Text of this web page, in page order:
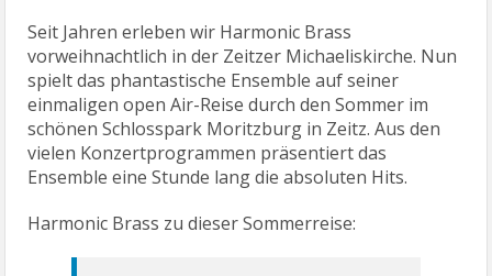
Seit Jahren erleben wir Harmonic Brass
vorweihnachtlich in der Zeitzer Michaeliskirche. Nun
spielt das phantastische Ensemble auf seiner
einmaligen open Air-Reise durch den Sommer im
schönen Schlosspark Moritzburg in Zeitz. Aus den
vielen Konzertprogrammen präsentiert das
Ensemble eine Stunde lang die absoluten Hits.
Harmonic Brass zu dieser Sommerreise: